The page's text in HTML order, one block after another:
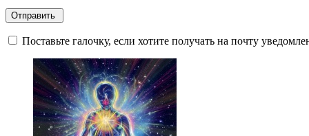
Поставьте галочку, если хотите получать на почту